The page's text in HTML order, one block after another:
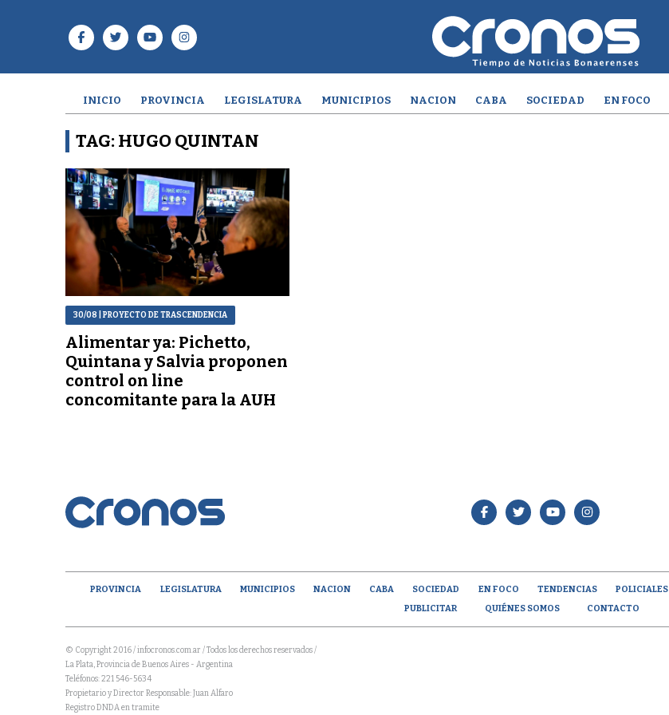
INICIO PROVINCIA LEGISLATURA MUNICIPIOS NACION CABA SOCIEDAD EN FOCO
TAG: HUGO QUINTAN
30/08 | PROYECTO DE TRASCENDENCIA
Alimentar ya: Pichetto,
Quintana y Salvia proponen
control on line
concomitante para la AUH
PROVINCIA LEGISLATURA MUNICIPIOS NACION CABA SOCIEDAD EN FOCO TENDENCIAS POLICIALES
PUBLICITAR
QUIÉNES SOMOS CONTACTO
© Copyright 2016 / infocronos.com.ar / Todos los derechos reservados /
La Plata, Provincia de Buenos Aires - Argentina
Teléfonos: 221 546-5634
Propietario y Director Responsable: Juan Alfaro
Registro DNDA en tramite